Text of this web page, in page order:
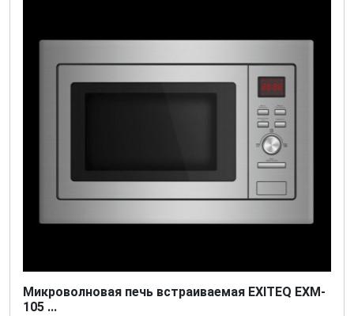
Микроволновая печь встраиваемая EXITEQ EXM-
105 ...